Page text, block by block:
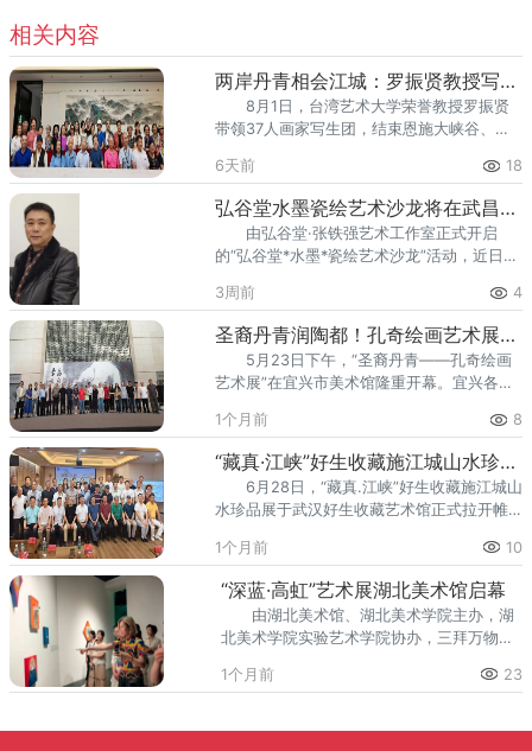
相关内容
两岸丹青相会江城：罗振贤教授写生团到访施江城画室交流
8月1日，台湾艺术大学荣誉教授罗振贤
带领37人画家写生团，结束恩施大峡谷、张
名山水画家施江城先生画室，开展两岸书画
艺术座谈，交流山水画创作心得。整场交流
氛围轻松融洽，两岸书画家围绕山水写生创
作、传统笔墨传承、江河题材表达以及当代
国画发展等议题深入探讨，现场观摩原作画
作、分享创作感悟。众人以笔墨为纽带，联
结两岸同源的中华书画文脉，深化两岸艺术
领域交流互动，助力传
6天前 18
弘谷堂水墨瓷绘艺术沙龙将在武昌盛启
由弘谷堂·张铁强艺术工作室正式开启
的“弘谷堂*水墨*瓷绘艺术沙龙”活动，近日将
依托湖北中国画研究院学术平台，以正统水
墨为根、瓷绘匠心为脉，构建纸本水墨、陶
瓷彩绘双线艺术体系，以小圈层、高精度、
封闭式闭门雅集模式，设立创作研修与高端
鉴藏双轨会员席位，诚迎艺界同道、研修学
人、资深藏家共探东方艺境。此次水墨瓷绘
艺术沙龙由画家张铁强主持，孔奇、钟鸣、
尹世顺、余建明、游
3周前 4
圣裔丹青润陶都！孔奇绘画艺术展在宜兴市美术馆盛大启幕
5月23日下午，“圣裔丹青——孔奇绘画
艺术展”在宜兴市美术馆隆重开幕。宜兴各界
堂，共赏丹青佳作，共赴这场融汇传统文脉
与当代新意的艺术盛会。本次展览落地徐悲
鸿先生故乡宜兴，恰逢徐悲鸿诞辰130周年重
要节点，以艺术展览致敬先贤风骨，传承革
新求索的艺术精神，极具纪念与传承意义。
孔奇为孔子第七十五代裔孙，当代知名艺术
大家。其师从卢沉、周思聪、冯法祀、戴泽
等名家，拥有硕士
1个月前 8
“藏真·江峡”好生收藏施江城山水珍品展在汉隆重开幕
6月28日，“藏真.江峡”好生收藏施江城山
水珍品展于武汉好生收藏艺术馆正式拉开帷
画院、武汉市楚汉收藏品有限公司、湖北省
中国画学会联合主办，湖北省收藏家协会书
画研究院、好生收藏艺术馆共同承办。开幕
式现场名家云集。湖北省收藏家协会理事长
陈锋，湖北省收藏家协会副理事长、书画研
究院院长张好生，湖北书画院常务副院长罗
彬，副院长张军，湖北美术学院教授、湖北
1个月前 10
“深蓝·高虹”艺术展湖北美术馆启幕
由湖北美术馆、湖北美术学院主办，湖
北美术学院实验艺术学院协办，三拜万物艺
6月25日在湖北美术馆开幕。本次展览依托
现，立足“根植学理、开拓创新”的学术定
1个月前 23